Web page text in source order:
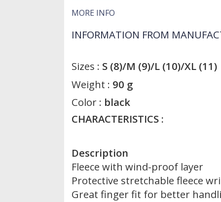
MORE INFO
INFORMATION FROM
Sizes : S (8)/M (9)/L (10)/XL (11)
Weight : 90 g
Color : black
CHARACTERISTICS :
Description
Fleece with wind-proof layer
Protective stretchable fleece
Great finger fit for better